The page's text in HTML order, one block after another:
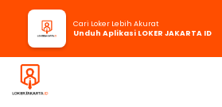
Cari Loker Lebih Akurat
Unduh Aplikasi LOKER JAKARTA ID